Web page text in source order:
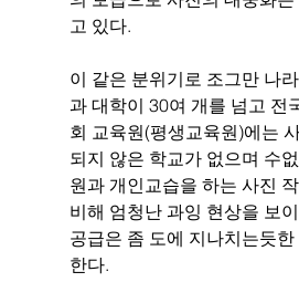
고 있다.
이 같은 분위기로 조그만 나
과 대학이 30여 개를 넘고 전
회 교육원(평생교육원)에는
되지 않은 학교가 없으며 수
원과 개인교습을 하는 사진
비해 엄청난 과잉 현상을 보
공급은 좀 도에 지나치는듯
한다.